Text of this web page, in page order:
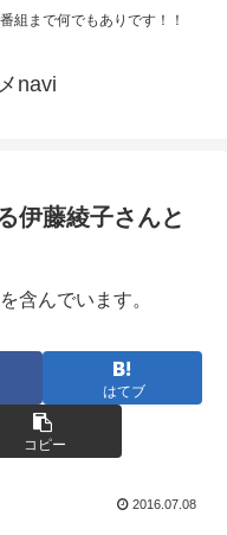
組まで何でもありです！！
navi
伊藤綾子さんと
含んでいます。
はてブ
コピー
2016.07.08